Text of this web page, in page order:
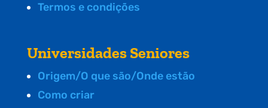
Termos e condições
Universidades Seniores
Origem/O que são/Onde estão
Como criar